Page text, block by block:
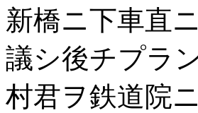
新橋ニ下車直
議シ後チプラ
村君ヲ鉄道院